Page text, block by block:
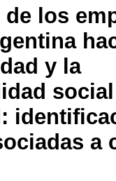
los
y la
social
a